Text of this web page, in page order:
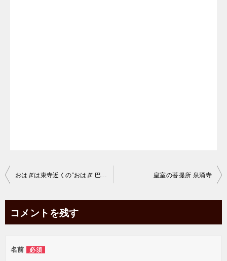
投
ビ
ー
おはぎは東寺近くの”おはぎ 巴屋”が私の中では一番です。 皇室の菩提所 泉涌寺
コメントを残す
名前 必須